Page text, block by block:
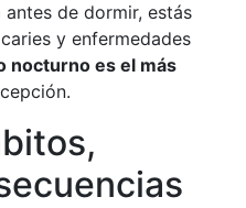
de dormir, estás
y enfermedades
nocturno es el más